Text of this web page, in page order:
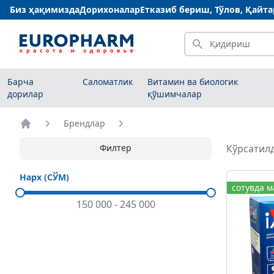
Биз ҳақимиздаДорихоналарЕтказиб бериш, Тўлов,
Қидириш
Барча
дорилар
Саломатлик
Витамин ва биологик
қўшимчалар
Брендлар
Филтер
Нарх (СЎМ)
150 000-245 000
сотувда